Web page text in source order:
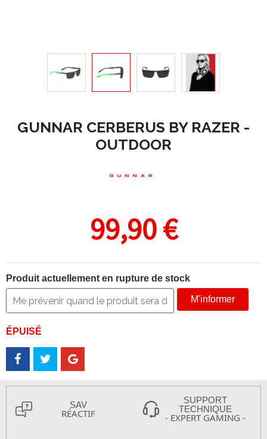
GUNNAR CERBERUS BY RAZER -
OUTDOOR
99,90 €
Produit actuellement en rupture de stock
M'informer
ÉPUISÉ
SAV
RÉACTIF
SUPPORT
TECHNIQUE
- EXPERT GAMING -